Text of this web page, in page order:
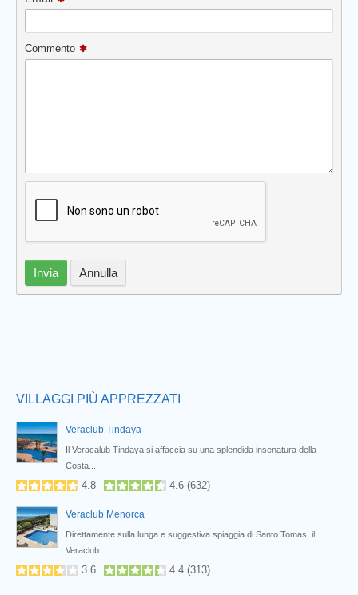
Commento
Invia Annulla
VILLAGGI PIÙ APPREZZATI
Veraclub Tindaya
Il Veracalub Tindaya si affaccia su una splendida insenatura della
Costa...
4.8 4.6 (632)
Veraclub Menorca
Direttamente sulla lunga e suggestiva spiaggia di Santo Tomas, il
Veraclub...
3.6 4.4 (313)